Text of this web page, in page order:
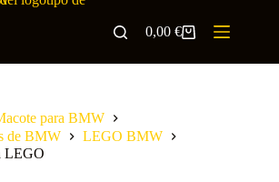
0,00€
para BMW
de BMW
LEGO BMW
LEGO